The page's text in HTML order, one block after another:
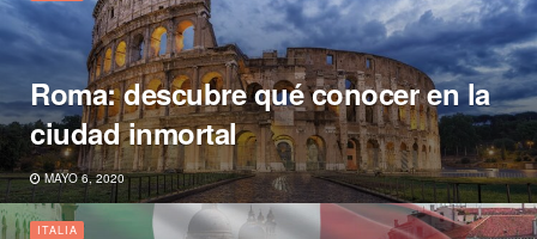
Roma: descubre qué conocer en la
ciudad inmortal
MAYO 6, 2020
ITALIA